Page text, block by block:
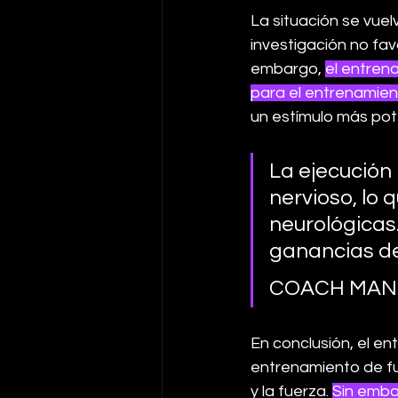
La situación se
investigación no
embargo, el
para el
un estímulo más
La
nervioso, lo
ganancias
COACH
En conclusión, el
entrenamiento de
y la fuerza. Sin